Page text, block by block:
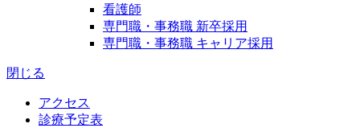
看護師
専門職・事務職 新卒採用
専門職・事務職 キャリア採用
閉じる
アクセス
診療予定表